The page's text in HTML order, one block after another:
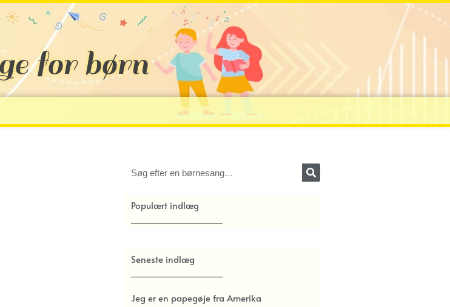
for børn
Søg
Populært indlæg
Seneste indlæg
Jeg er en papegøje fra Amerika